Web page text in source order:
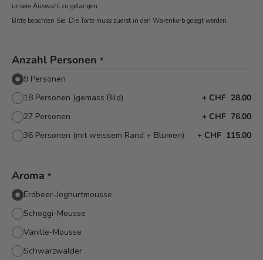
unsere Auswahl zu gelangen.
Bitte beachten Sie: Die Torte muss zuerst in den Warenkorb gelegt werden.
Anzahl Personen *
9 Personen
18 Personen (gemäss Bild)
+ CHF 28.00
27 Personen
+ CHF 76.00
36 Personen (mit weissem Rand + Blumen)
+ CHF 115.00
Aroma *
Erdbeer-Joghurtmousse
Schoggi-Mousse
Vanille-Mousse
Schwarzwälder